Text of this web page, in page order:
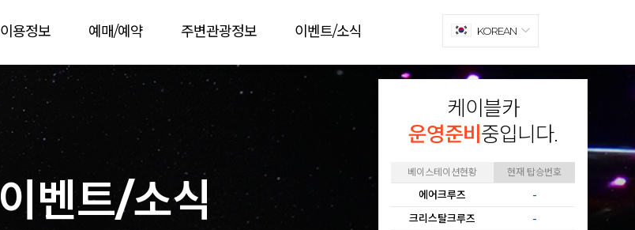
케이블카
운영준비 중입니다.
베이스테이션현황 현재 탑승번호
에어크루즈
-
크리스탈크루즈
-
이용정보 예매/예약 주변관광정보 이벤트/소식 KOREAN
이벤트/소식